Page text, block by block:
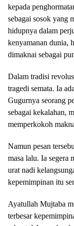
kepada
sebagai sosok yang
hidupnya dalam
kenyamanan dunia,
dimaknai sebagai
Dalam tradisi
tragedi semata. Ia
Gugurnya seorang
sebagai kekalahan,
memperkokoh
Namun pesan
masa lalu. Ia segera
urat nadi
kepemimpinan itu
Ayatullah Mujtaba
terbesar